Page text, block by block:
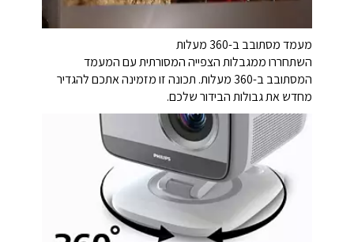
מעמד מסתובב ב-360 מעלות
השתחררו ממגבלות הצפייה המסורתית עם המעמד
המסתובב ב-360 מעלות. תכונה זו מזמינה אתכם להגדיר
מחדש את גבולות הבידור שלכם.